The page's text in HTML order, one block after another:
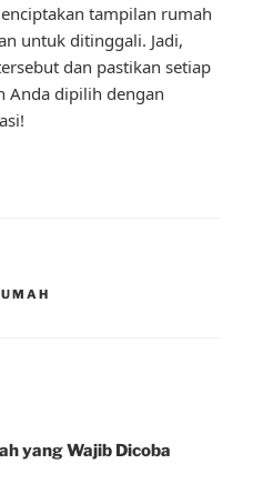
tampilan rumah
untuk ditinggali. Jadi,
dan pastikan setiap
Anda dipilih dengan
yang Wajib Dicoba